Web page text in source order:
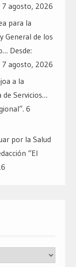
7 agosto, 2026
para la
General de los
Desde:
7 agosto, 2026
a la
Servicios…
6
por la Salud
“El